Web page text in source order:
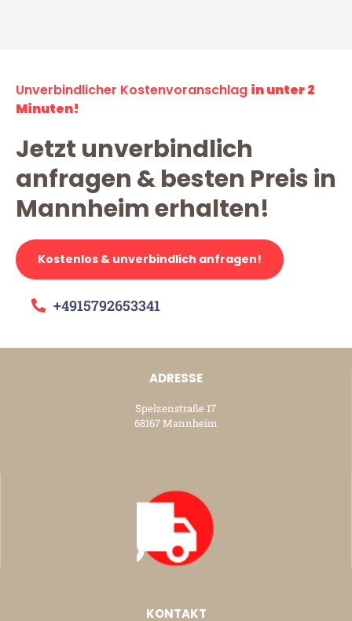
Unverbindlicher Kostenvoranschlag in unter 2
Minuten!
Jetzt unverbindlich
anfragen & besten Preis in
Mannheim erhalten!
Kostenlos & unverbindlich anfragen!
+4915792653341
ADRESSE
Spelzenstraße 17
68167 Mannheim
KONTAKT